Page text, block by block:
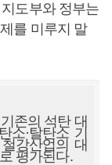
도부와 정부는
를 미루지 말
존의 석탄 대
소·탈탄소 기
강산업의 대
평가된다.